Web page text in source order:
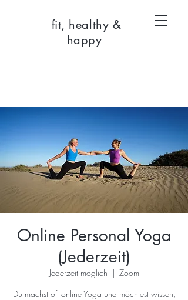
fit, healthy &
happy
Online Personal Yoga
(Jederzeit)
Jederzeit möglich
  |
Zoom
Du machst oft online Yoga und möchtest wissen,